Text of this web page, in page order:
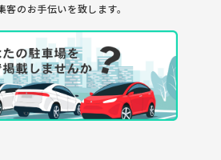
客のお手伝いを致します。